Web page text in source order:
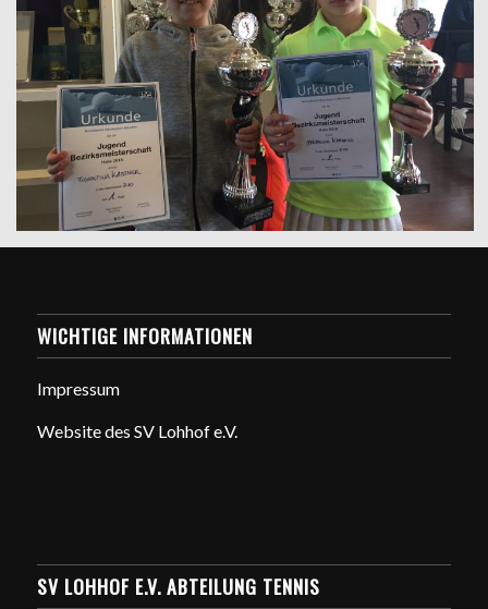
WICHTIGE INFORMATIONEN
Impressum
Website des SV Lohhof e.V.
SV LOHHOF E.V. ABTEILUNG TENNIS